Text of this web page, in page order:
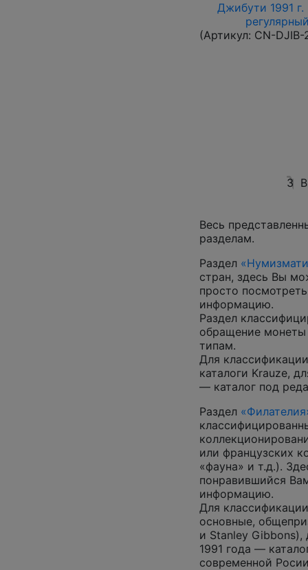
Джибути 1991
(Артикул: CN-DJIB-
3
Весь
разделам.
Раздел
стран, здесь Вы
просто
информацию.
Раздел
обращение
типам.
Для
каталоги Krauze,
— каталог под
Раздел
или французских
«фауна» и т.д.).
понравившийся
информацию.
Для
основные,
и Stanley
1991 года —
современной